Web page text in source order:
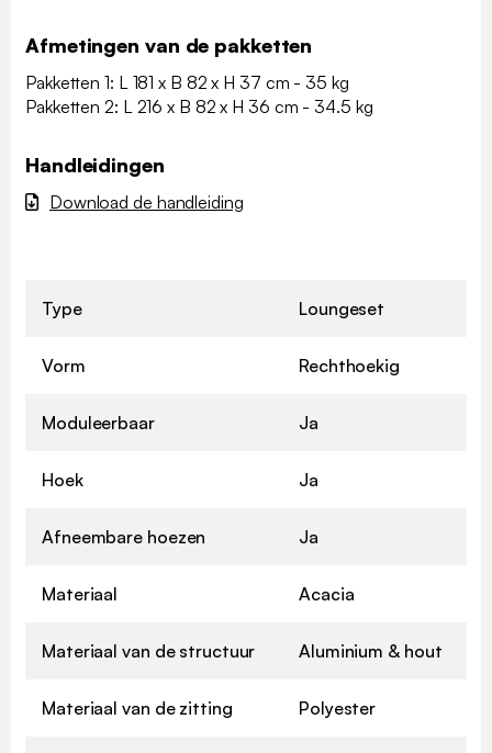
Afmetingen van de pakketten
Pakketten 1: L 181 x B 82 x H 37 cm - 35 kg
Pakketten 2: L 216 x B 82 x H 36 cm - 34.5 kg
Handleidingen
Download de handleiding
Type Loungeset
Vorm Rechthoekig
Moduleerbaar Ja
Hoek Ja
Afneembare hoezen Ja
Materiaal Acacia
Materiaal van de structuur Aluminium & hout
Materiaal van de zitting Polyester